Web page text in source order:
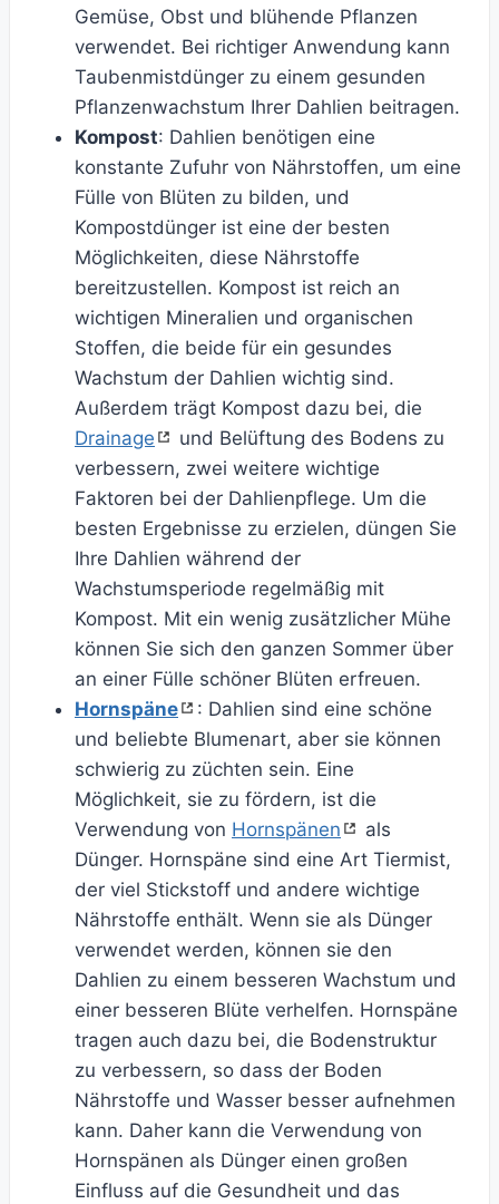
Gemüse, Obst und blühende Pflanzen
verwendet. Bei richtiger Anwendung kann
Taubenmistdünger zu einem gesunden
Pflanzenwachstum Ihrer Dahlien beitragen.
Kompost: Dahlien benötigen eine
konstante Zufuhr von Nährstoffen, um eine
Fülle von Blüten zu bilden, und
Kompostdünger ist eine der besten
Möglichkeiten, diese Nährstoffe
bereitzustellen. Kompost ist reich an
wichtigen Mineralien und organischen
Stoffen, die beide für ein gesundes
Wachstum der Dahlien wichtig sind.
Außerdem trägt Kompost dazu bei, die
Drainage
und Belüftung des Bodens zu
verbessern, zwei weitere wichtige
Faktoren bei der Dahlienpflege. Um die
besten Ergebnisse zu erzielen, düngen Sie
Ihre Dahlien während der
Wachstumsperiode regelmäßig mit
Kompost. Mit ein wenig zusätzlicher Mühe
können Sie sich den ganzen Sommer über
an einer Fülle schöner Blüten erfreuen.
Hornspäne
: Dahlien sind eine schöne
und beliebte Blumenart, aber sie können
schwierig zu züchten sein. Eine
Möglichkeit, sie zu fördern, ist die
Verwendung von Hornspänen
als
Dünger. Hornspäne sind eine Art Tiermist,
der viel Stickstoff und andere wichtige
Nährstoffe enthält. Wenn sie als Dünger
verwendet werden, können sie den
Dahlien zu einem besseren Wachstum und
einer besseren Blüte verhelfen. Hornspäne
tragen auch dazu bei, die Bodenstruktur
zu verbessern, so dass der Boden
Nährstoffe und Wasser besser aufnehmen
kann. Daher kann die Verwendung von
Hornspänen als Dünger einen großen
Einfluss auf die Gesundheit und das